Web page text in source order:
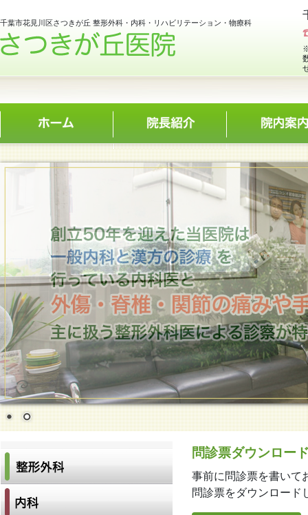
千葉市花見川区さつきが丘 整形外科・内科・リハビリテーション・物療科
問診票ダウンロー
事前に問診票を書いて
問診票をダウンロード